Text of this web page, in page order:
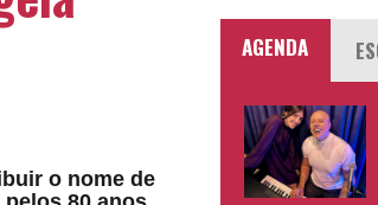
o nome de
AGENDA